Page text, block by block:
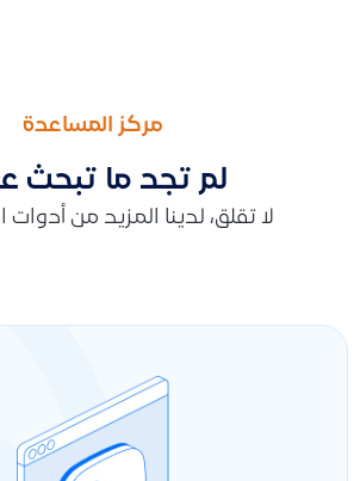
مركز المساعدة
لم تجد ما تبحث
لا تقلق، لدينا المزيد من